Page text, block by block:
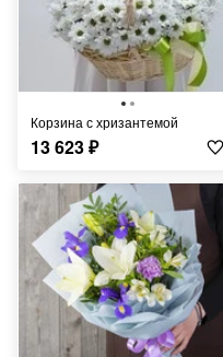
Корзина с хризантемой
13 623₽